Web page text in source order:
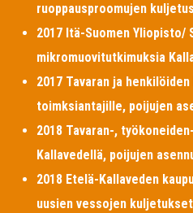
ruoppausproomujen
2017 Itä-Suomen Yliopisto/
mikromuovitutkimuksia
2017 Tavaran ja
toimksiantajille, poijujen
2018 Tavaran-,
Kallavedellä, poijujen
2018 Etelä-Kallaveden
uusien vessojen kuljetukset